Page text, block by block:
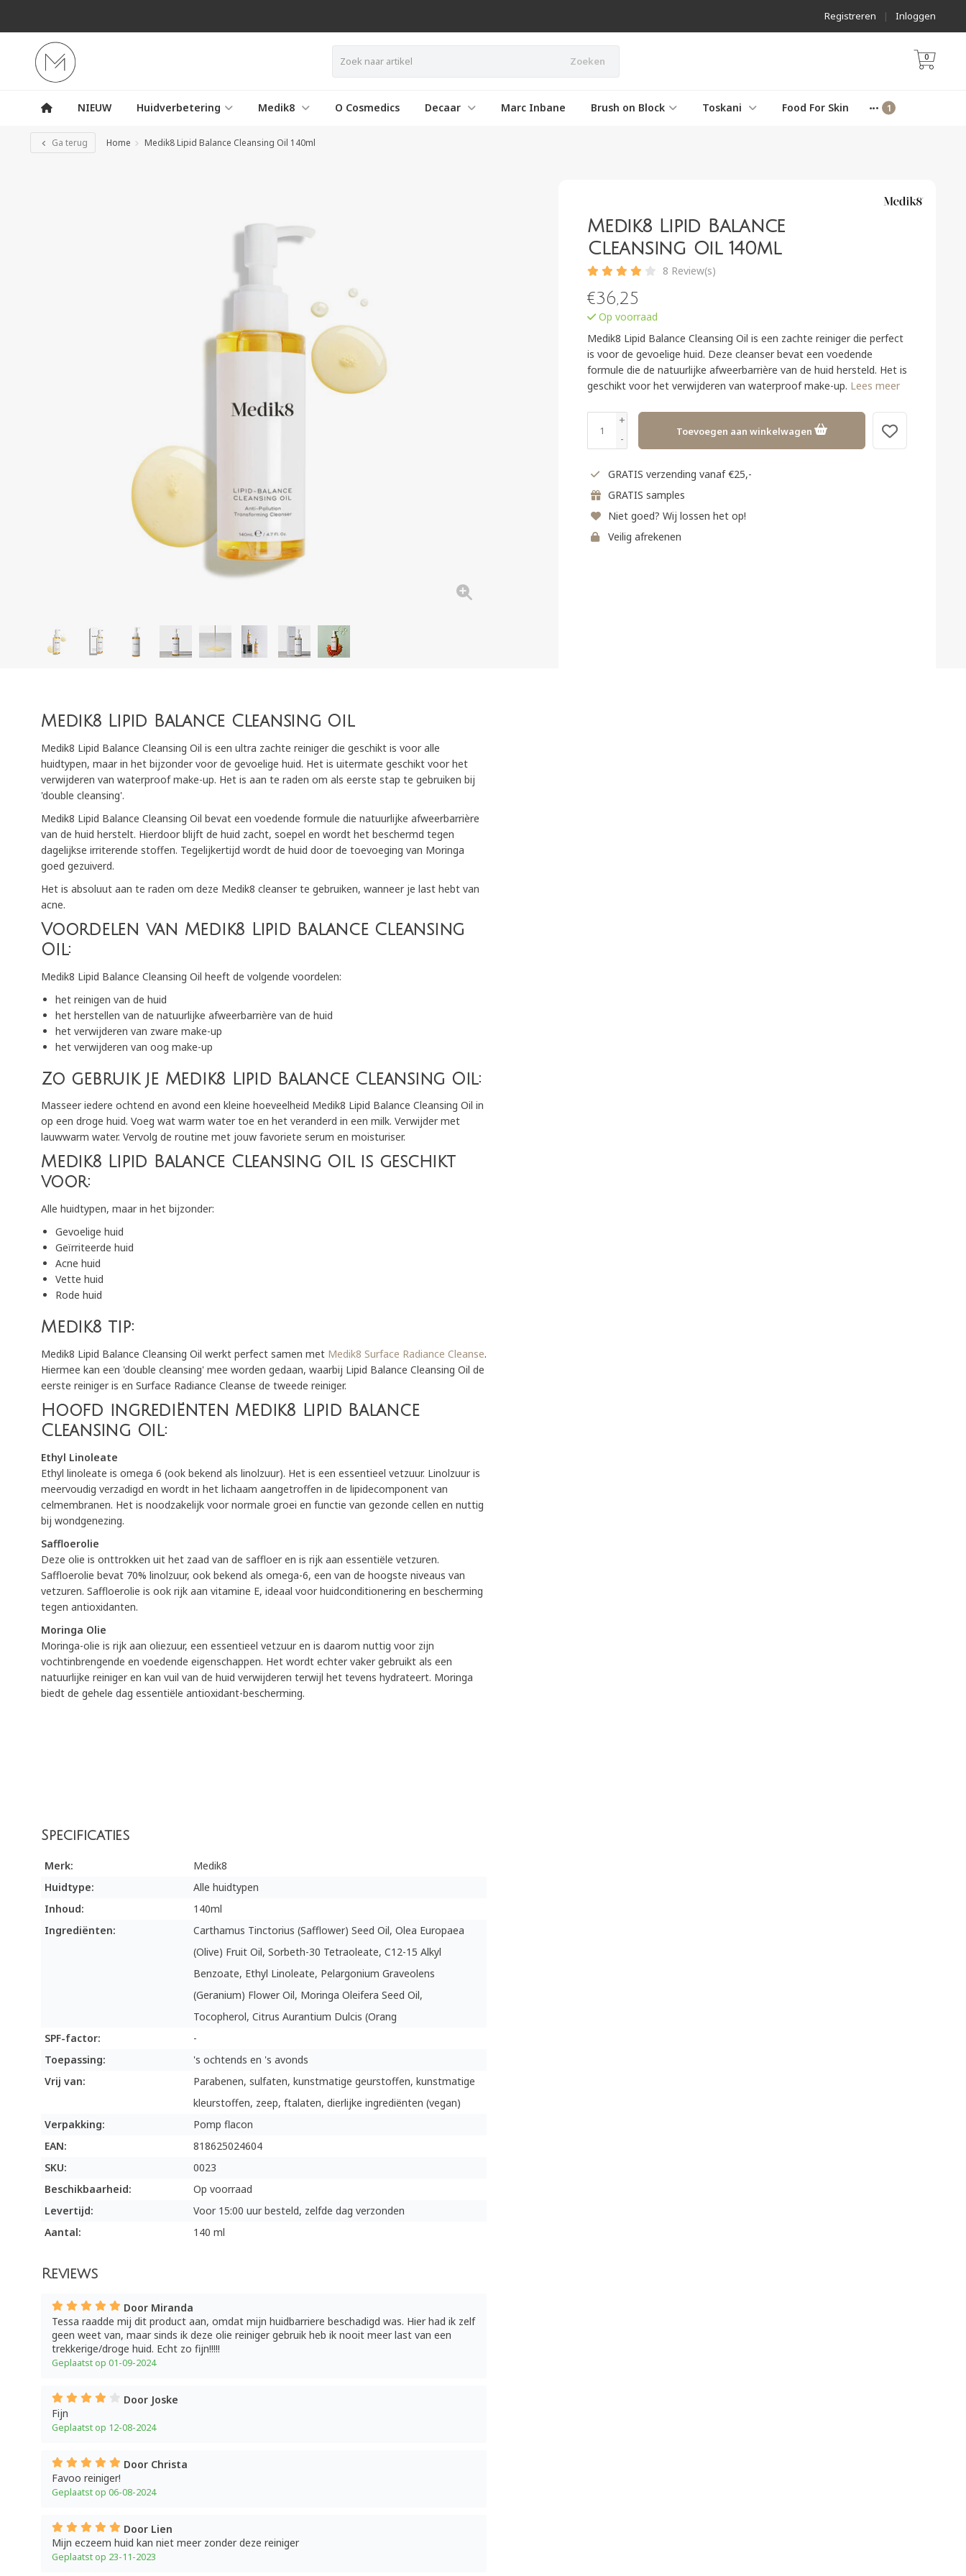
Inloggen
|
Registreren
Zoeken 0
NIEUW Huidverbetering Medik8 O Cosmedics Decaar Marc Inbane Brush on Block Toskani Food For Skin
Ga terug Home Medik8 Lipid Balance Cleansing Oil 140ml
Medik8 Lipid Balance Cleansing Oil
Medik8 Lipid Balance Cleansing Oil is een ultra zachte reiniger die geschikt is voor alle
huidtypen, maar in het bijzonder voor de gevoelige huid. Het is uitermate geschikt voor het
verwijderen van waterproof make-up. Het is aan te raden om als eerste stap te gebruiken bij
'double cleansing'.
Medik8 Lipid Balance Cleansing Oil bevat een voedende formule die natuurlijke afweerbarrière
van de huid herstelt. Hierdoor blijft de huid zacht, soepel en wordt het beschermd tegen
dagelijkse irriterende stoffen. Tegelijkertijd wordt de huid door de toevoeging van Moringa
goed gezuiverd.
Het is absoluut aan te raden om deze Medik8 cleanser te gebruiken, wanneer je last hebt van
acne.
Voordelen van Medik8 Lipid Balance Cleansing
Oil:
Medik8 Lipid Balance Cleansing Oil heeft de volgende voordelen:
het reinigen van de huid
het herstellen van de natuurlijke afweerbarrière van de huid
het verwijderen van zware make-up
het verwijderen van oog make-up
Zo gebruik je Medik8 Lipid Balance Cleansing Oil:
Masseer iedere ochtend en avond een kleine hoeveelheid Medik8 Lipid Balance Cleansing Oil in
op een droge huid. Voeg wat warm water toe en het veranderd in een milk. Verwijder met
lauwwarm water. Vervolg de routine met jouw favoriete serum en moisturiser.
Medik8 Lipid Balance Cleansing Oil is geschikt
voor:
Alle huidtypen, maar in het bijzonder:
Gevoelige huid
Geïrriteerde huid
Acne huid
Vette huid
Rode huid
Medik8 tip:
Medik8 Lipid Balance Cleansing Oil werkt perfect samen met Medik8 Surface Radiance Cleanse.
Hiermee kan een 'double cleansing' mee worden gedaan, waarbij Lipid Balance Cleansing Oil de
eerste reiniger is en Surface Radiance Cleanse de tweede reiniger.
Hoofd ingrediënten Medik8 Lipid Balance
Cleansing Oil:
Ethyl Linoleate
Ethyl linoleate is omega 6 (ook bekend als linolzuur). Het is een essentieel vetzuur. Linolzuur is
meervoudig verzadigd en wordt in het lichaam aangetroffen in de lipidecomponent van
celmembranen. Het is noodzakelijk voor normale groei en functie van gezonde cellen en nuttig
bij wondgenezing.
Saffloerolie
Deze olie is onttrokken uit het zaad van de saffloer en is rijk aan essentiële vetzuren.
Saffloerolie bevat 70% linolzuur, ook bekend als omega-6, een van de hoogste niveaus van
vetzuren. Saffloerolie is ook rijk aan vitamine E, ideaal voor huidconditionering en bescherming
tegen antioxidanten.
Moringa Olie
Moringa-olie is rijk aan oliezuur, een essentieel vetzuur en is daarom nuttig voor zijn
vochtinbrengende en voedende eigenschappen. Het wordt echter vaker gebruikt als een
natuurlijke reiniger en kan vuil van de huid verwijderen terwijl het tevens hydrateert. Moringa
biedt de gehele dag essentiële antioxidant-bescherming.
Specificaties
Merk:
Medik8
Huidtype:
Alle huidtypen
Inhoud:
140ml
Ingrediënten:
Carthamus Tinctorius (Safflower) Seed Oil, Olea Europaea
(Olive) Fruit Oil, Sorbeth-30 Tetraoleate, C12-15 Alkyl
Benzoate, Ethyl Linoleate, Pelargonium Graveolens
(Geranium) Flower Oil, Moringa Oleifera Seed Oil,
Tocopherol, Citrus Aurantium Dulcis (Orang
SPF-factor:
-
Toepassing:
's ochtends en 's avonds
Vrij van:
Parabenen, sulfaten, kunstmatige geurstoffen, kunstmatige
kleurstoffen, zeep, ftalaten, dierlijke ingrediënten (vegan)
Verpakking:
Pomp flacon
EAN:
818625024604
SKU:
0023
Beschikbaarheid:
Op voorraad
Levertijd:
Voor 15:00 uur besteld, zelfde dag verzonden
Aantal:
140 ml
Reviews
Door Miranda
Tessa raadde mij dit product aan, omdat mijn huidbarriere beschadigd was. Hier had ik zelf
geen weet van, maar sinds ik deze olie reiniger gebruik heb ik nooit meer last van een
trekkerige/droge huid. Echt zo fijn!!!!!
Geplaatst op 01-09-2024
Door Joske
Fijn
Geplaatst op 12-08-2024
Door Christa
Favoo reiniger!
Geplaatst op 06-08-2024
Door Lien
Mijn eczeem huid kan niet meer zonder deze reiniger
Geplaatst op 23-11-2023
Medik8 Lipid Balance
Cleansing Oil 140ml
8 Review(s)
€36,25
Op voorraad
Medik8 Lipid Balance Cleansing Oil is een zachte reiniger die perfect
is voor de gevoelige huid. Deze cleanser bevat een voedende
formule die de natuurlijke afweerbarrière van de huid hersteld. Het is
geschikt voor het verwijderen van waterproof make-up. Lees meer
+
-
Toevoegen aan winkelwagen
GRATIS verzending vanaf €25,-
GRATIS samples
Niet goed? Wij lossen het op!
Veilig afrekenen